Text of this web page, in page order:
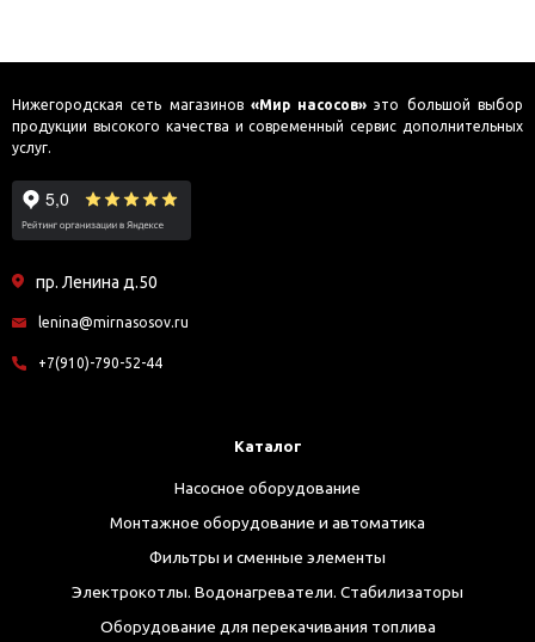
Нижегородская сеть магазинов «Мир насосов» это большой выбор
продукции высокого качества и современный сервис дополнительных
услуг.
пр. Ленина д.50
lenina@mirnasosov.ru
+7(910)-790-52-44
Каталог
Насосное оборудование
Монтажное оборудование и автоматика
Фильтры и сменные элементы
Электрокотлы. Водонагреватели. Стабилизаторы
Оборудование для перекачивания топлива